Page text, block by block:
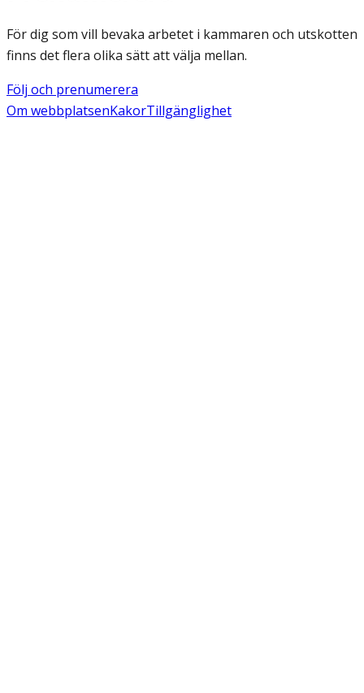
För dig som vill bevaka arbetet i kammaren och utskotten
finns det flera olika sätt att välja mellan.
Följ och prenumerera
Om webbplatsenKakorTillgänglighet